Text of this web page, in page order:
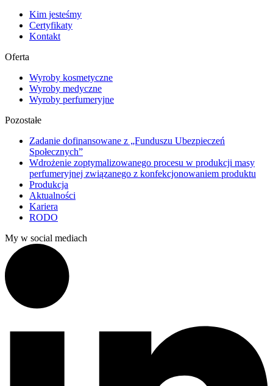
Kim jesteśmy
Certyfikaty
Kontakt
Oferta
Wyroby kosmetyczne
Wyroby medyczne
Wyroby perfumeryjne
Pozostałe
Zadanie dofinansowane z „Funduszu Ubezpieczeń
Społecznych”
Wdrożenie zoptymalizowanego procesu w produkcji masy
perfumeryjnej związanego z konfekcjonowaniem produktu
Produkcja
Aktualności
Kariera
RODO
My w social mediach